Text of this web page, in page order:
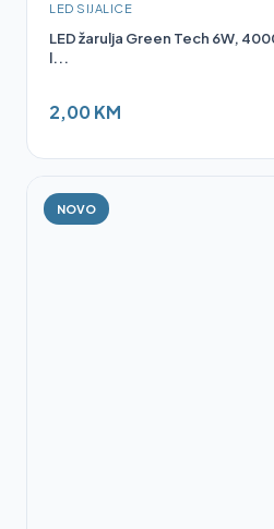
LED SIJALICE
LED žarulja Green Tech 6W,
l...
2,00 KM
NOVO